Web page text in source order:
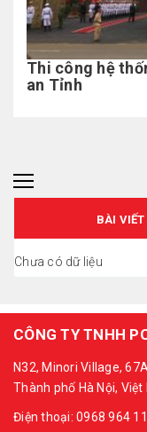
Thi công hệ
an Tỉnh
BÀI
Chưa có dữ liệu
CÔNG TY TNHH
N32, Minori Village,
Thành phố Hà Nội, Việt
Điện thoại: 0968 964